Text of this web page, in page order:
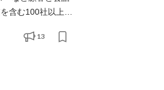
含む100社以上で
で働きたい方に最
13